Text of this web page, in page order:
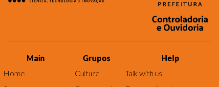
Main
Home
Grupos
Culture
Help
Talk with us